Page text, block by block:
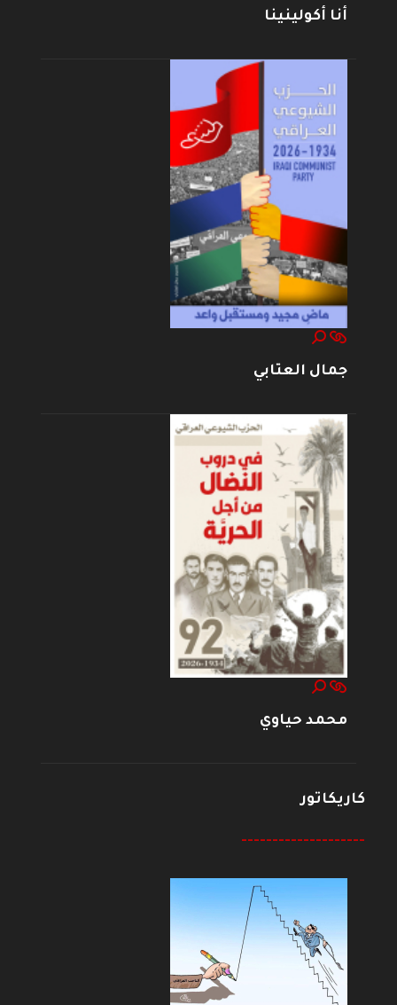
أنا أكولينينا
جمال العتابي
محمد حياوي
كاريكاتور
--------------------